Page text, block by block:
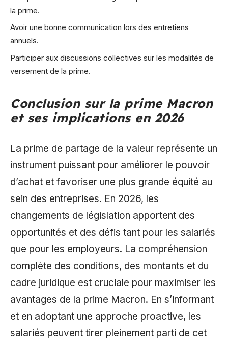
la prime.
Avoir une bonne communication lors des entretiens
annuels.
Participer aux discussions collectives sur les modalités de
versement de la prime.
Conclusion sur la prime Macron
et ses implications en 2026
La prime de partage de la valeur représente un
instrument puissant pour améliorer le pouvoir
d’achat et favoriser une plus grande équité au
sein des entreprises. En 2026, les
changements de législation apportent des
opportunités et des défis tant pour les salariés
que pour les employeurs. La compréhension
complète des conditions, des montants et du
cadre juridique est cruciale pour maximiser les
avantages de la prime Macron. En s’informant
et en adoptant une approche proactive, les
salariés peuvent tirer pleinement parti de cet